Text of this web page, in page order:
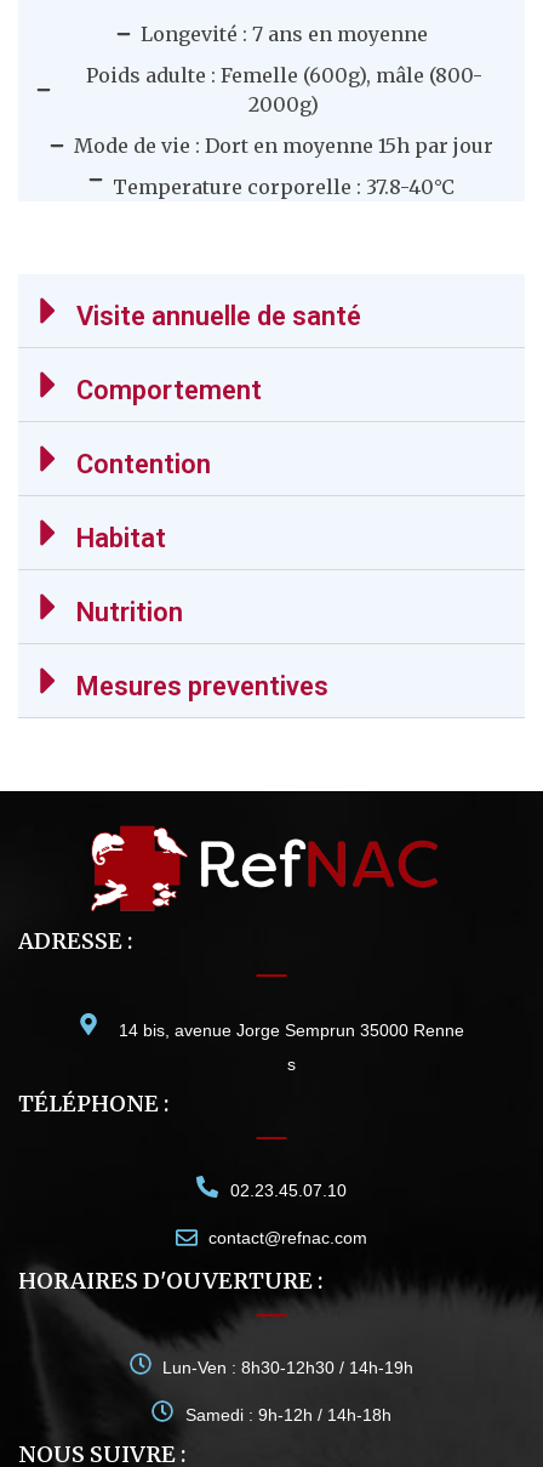
Longevité : 7 ans en moyenne
Poids adulte : Femelle (600g), mâle (800-
2000g)
Mode de vie : Dort en moyenne 15h par jour
Temperature corporelle : 37.8-40°C
Visite annuelle de santé
Comportement
Contention
Habitat
Nutrition
Mesures preventives
ADRESSE :
14 bis, avenue Jorge Semprun 35000 Renne
s
TÉLÉPHONE :
02.23.45.07.10
contact@refnac.com
HORAIRES D'OUVERTURE :
Lun-Ven : 8h30-12h30 / 14h-19h
Samedi : 9h-12h / 14h-18h
NOUS SUIVRE :